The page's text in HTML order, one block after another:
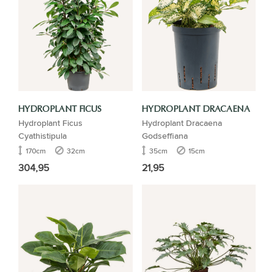
HYDROPLANT FICUS
Hydroplant Ficus
Cyathistipula
170cm 32cm
304,95
HYDROPLANT DRACAENA
Hydroplant Dracaena
Godseffiana
35cm 15cm
21,95